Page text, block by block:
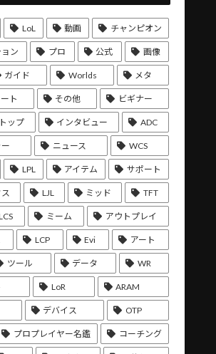
LoL 動画 チャンピオン
ン プロ 公式 画像
ガイド Worlds メタ
ト その他 ビギナー
トップ インタビュー ADC
ニュース WCS
LPL アイテム サポート
LJL ミッド TFT
ミーム アウトプレイ
LCP Evi アート
ツール データ WR
LoR ARAM
デバイス OTP
プロプレイヤー名鑑 コーチング